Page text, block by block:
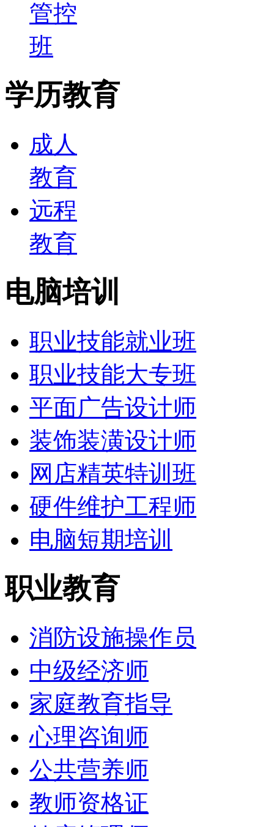
管控
班
学历教育
成人
教育
远程
教育
电脑培训
职业技能就业班
职业技能大专班
平面广告设计师
装饰装潢设计师
网店精英特训班
硬件维护工程师
电脑短期培训
职业教育
消防设施操作员
中级经济师
家庭教育指导
心理咨询师
公共营养师
教师资格证